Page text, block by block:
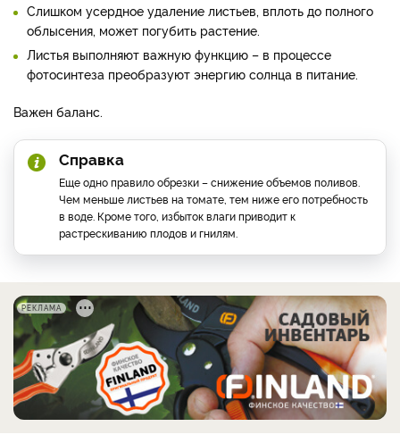
Слишком усердное удаление листьев, вплоть до полного
облысения, может погубить растение.
Листья выполняют важную функцию – в процессе
фотосинтеза преобразуют энергию солнца в питание.
Важен баланс.
Справка
Еще одно правило обрезки – снижение объемов поливов.
Чем меньше листьев на томате, тем ниже его потребность
в воде. Кроме того, избыток влаги приводит к
растрескиванию плодов и гнилям.
РЕКЛАМА